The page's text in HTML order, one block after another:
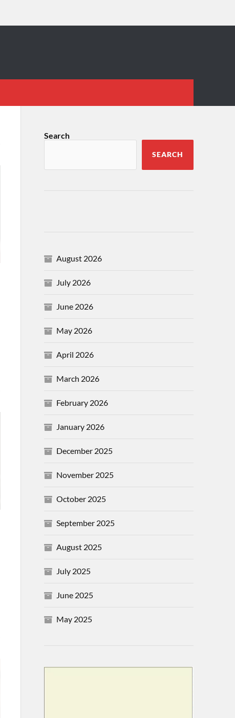
Search
SEARCH
August 2026
July 2026
June 2026
May 2026
April 2026
March 2026
February 2026
January 2026
December 2025
November 2025
October 2025
September 2025
August 2025
July 2025
June 2025
May 2025